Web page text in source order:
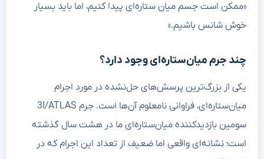
«ممکن است جسم میان ستاره‌ای پیدا کنیم، اما باید بسیار
خوش شانس باشیم.»
چند جرم میان‌ستاره‌ای وجود دارد؟
یکی از بزرگ‌ترین پرسش‌های حل‌نشده در مورد اجرام
میان‌ستاره‌ای، فراوانی نامعلوم آن‌ها است. جرم 3I/ATLAS
سومین بازدیدکننده میان‌ستاره‌ای ما در هشت سال گذشته
است؛ نشانه‌ای واقعی اما ضعیف از تعداد این اجرام که در